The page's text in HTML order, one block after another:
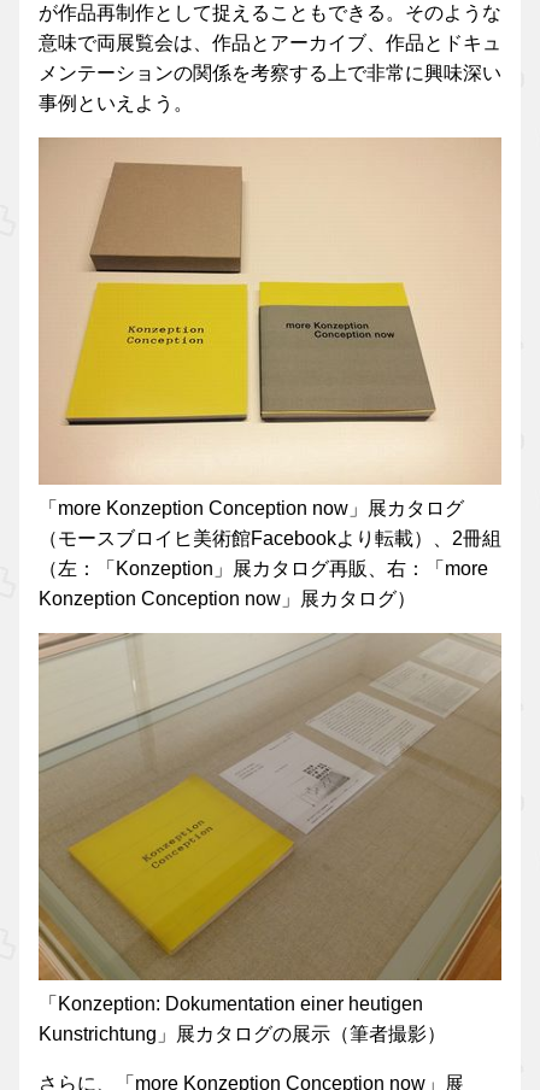
が作品再制作として捉えることもできる。そのような
意味で両展覧会は、作品とアーカイブ、作品とドキュ
メンテーションの関係を考察する上で非常に興味深い
事例といえよう。
「more Konzeption Conception now」展カタログ
（モースブロイヒ美術館Facebookより転載）、2冊組
（左：「Konzeption」展カタログ再販、右：「more
Konzeption Conception now」展カタログ）
「Konzeption: Dokumentation einer heutigen
Kunstrichtung」展カタログの展示（筆者撮影）
さらに、「more Konzeption Conception now」展